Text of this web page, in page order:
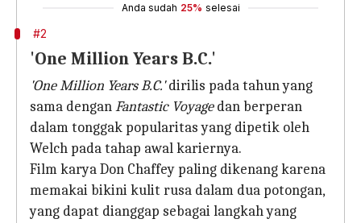
Anda sudah 25% selesai
#2
'One Million Years B.C.'
'One Million Years B.C.'dirilis pada tahun yang
sama denganFantastic Voyagedan berperan
dalam tonggak popularitas yang dipetik oleh
Welch pada tahap awal kariernya.
Film karya Don Chaffey paling dikenang karena
memakai bikini kulit rusa dalam dua potongan,
yang dapat dianggap sebagai langkah yang